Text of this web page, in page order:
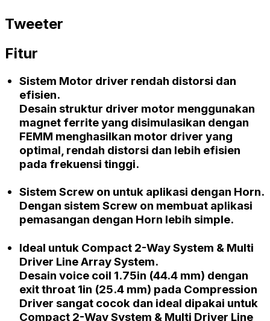
Tweeter
Fitur
Sistem Motor driver rendah distorsi dan
efisien.
Desain struktur driver motor menggunakan
magnet ferriteyang disimulasikan dengan
FEMM menghasilkan motor driver yang
optimal, rendah distorsi dan lebih efisien
pada frekuensi tinggi.
Sistem Screw on untuk aplikasi dengan Horn.
Dengan sistem Screw on membuat aplikasi
pemasangan dengan Horn lebih simple.
Ideal untuk Compact 2-Way System & Multi
Driver Line Array System.
Desain voice coil 1.75in (44.4 mm) dengan
exit throat 1in (25.4 mm) pada Compression
Driver sangat cocok dan ideal dipakai untuk
Compact 2-Way System & Multi Driver Line